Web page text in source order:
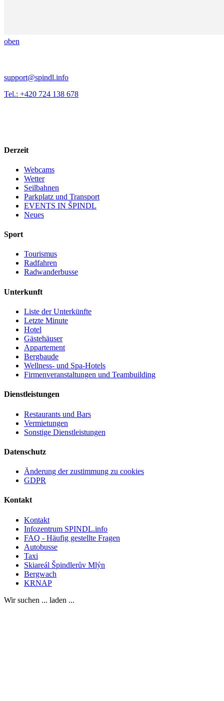
oben
support@spindl.info
Tel.: +420 724 138 678
Derzeit
Webcams
Wetter
Seilbahnen
Parkplatz und Transport
EVENTS IN ŠPINDL
Neues
Sport
Tourismus
Radfahren
Radwanderbusse
Unterkunft
Liste der Unterkünfte
Letzte Minute
Hotel
Gästehäuser
Appartement
Bergbaude
Wellness- und Spa-Hotels
Firmenveranstaltungen und Teambuilding
Dienstleistungen
Restaurants und Bars
Vermietungen
Sonstige Dienstleistungen
Datenschutz
Änderung der zustimmung zu cookies
GDPR
Kontakt
Kontakt
Infozentrum SPINDL.info
FAQ - Häufig gestellte Fragen
Autobusse
Taxi
Skiareál Špindlerův Mlýn
Bergwach
KRNAP
Wir suchen ... laden ...